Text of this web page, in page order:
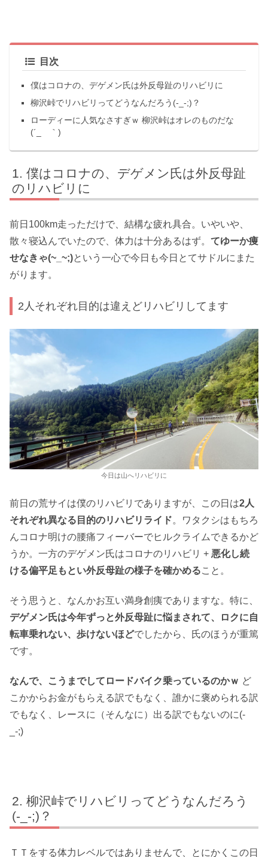
目次
僕はコロナの、デゲメン氏は外反母趾のリハビリに
柳沢峠でリハビリってどうなんだろう(-_-;)？
ローディーに人気なさすぎｗ 柳沢峠はオレのものだな
(´_ゝ｀)
僕はコロナの、デゲメン氏は外反母趾
のリハビリに
前日100km走っただけで、結構な疲れ具合。いやいや、
散々寝込んでいたので、体力は十分あるはず。 てゆーか痩
せなきゃ(~_~;)という一心で今日も今日とてサドルにまた
がります。
2人それぞれ目的は違えどリハビリしてます
今日は山へリハビリに
前日の荒サイは僕のリハビリでありますが、この日は2人
それぞれ異なる目的のリハビリライド。ワタクシはもちろ
んコロナ明けの腰痛フィーバーでヒルクライムできるかど
うか。一方のデゲメン氏はコロナのリハビリ + 悪化し続
ける偏平足もとい外反母趾の様子を確かめること。
そう思うと、なんかお互い満身創痍でありますな。特に、
デゲメン氏は今年ずっと外反母趾に悩まされて、ロクに自
転車乗れない、歩けないほどでしたから、氏のほうが重篤
です。
なんで、こうまでしてロードバイク乗っているのかｗ ど
こかからお金がもらえる訳でもなく、誰かに褒められる訳
でもなく、レースに（そんなに）出る訳でもないのに(-
_-;)
柳沢峠でリハビリってどうなんだろう
(-_-;)？
ＴＴをする体力レベルではありませんで、とにかくこの日